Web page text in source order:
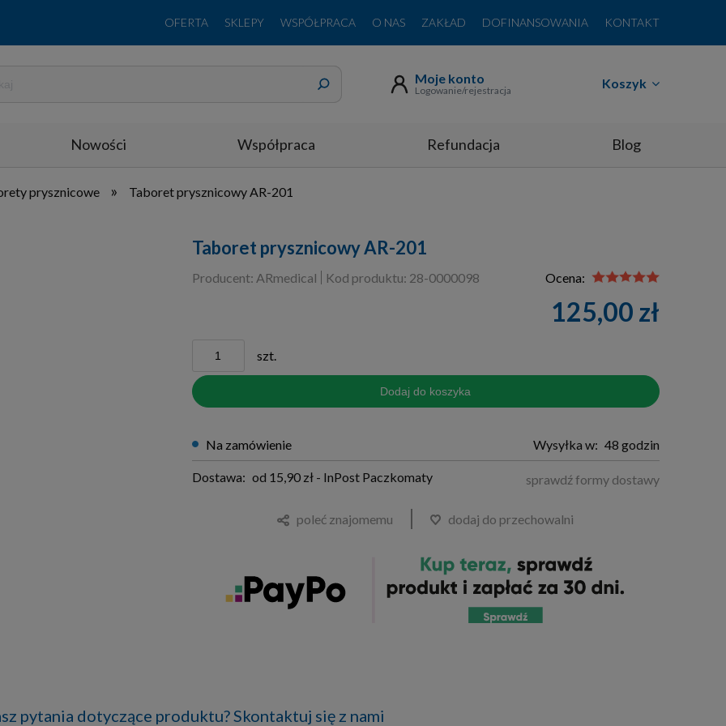
OFERTA SKLEPY WSPÓŁPRACA O NAS ZAKŁAD DOFINANSOWANIA KONTAKT
Koszyk
Moje konto
Logowanie/rejestracja
Nowości Współpraca Refundacja Blog
prysznicowe » Taboret prysznicowy AR-201
Taboret prysznicowy AR-201
Producent: ARmedical Kod produktu: 28-0000098 Ocena:
125,00 zł
szt.
Dodaj do koszyka
na zamówienie Wysyłka w: 48 godzin
Dostawa: od 15,90 zł - InPost Paczkomaty sprawdź formy dostawy
poleć znajomemu dodaj do przechowalni
pytania dotyczące produktu? Skontaktuj się z nami